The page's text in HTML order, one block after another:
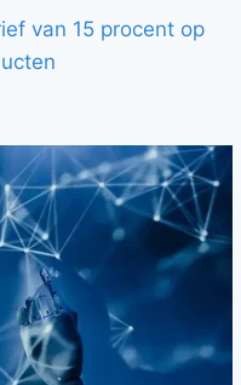
van 15 procent op